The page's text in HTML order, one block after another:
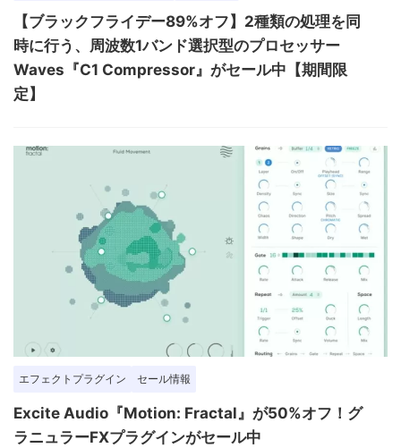
【ブラックフライデー89%オフ】2種類の処理を同
時に行う、周波数1バンド選択型のプロセッサー
Waves『C1 Compressor』がセール中【期間限
定】
エフェクトプラグイン セール情報
Excite Audio『Motion: Fractal』が50%オフ！グ
ラニュラーFXプラグインがセール中